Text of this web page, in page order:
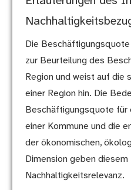
Die
zur Beurteilung des
Region und weist auf die
einer Region hin. Die
Beschäftigungsquote
einer Kommune und die
der ökonomischen,
Dimension geben
Nachhaltigkeitsrelevanz.